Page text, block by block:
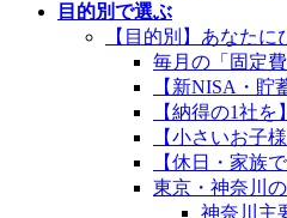
目的別で選ぶ
【目的別】あなた
毎月の「固定
【新NISA・
【納得の1社
【小さいお子
【休日・家族
東京・神奈川
神奈川主